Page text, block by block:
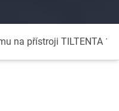
na přístroji TILTENTA